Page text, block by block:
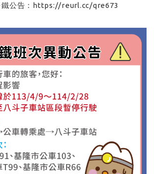
鐵公告：https://reurl.cc/qre673